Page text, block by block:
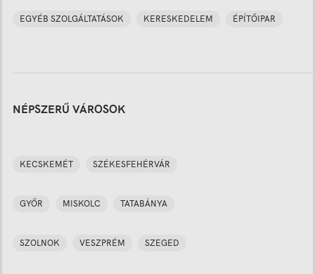
EGYÉB SZOLGÁLTATÁSOK KERESKEDELEM ÉPÍTŐIPAR
NÉPSZERŰ VÁROSOK
KECSKEMÉT SZÉKESFEHÉRVÁR
GYŐR MISKOLC TATABÁNYA
SZOLNOK VESZPRÉM SZEGED